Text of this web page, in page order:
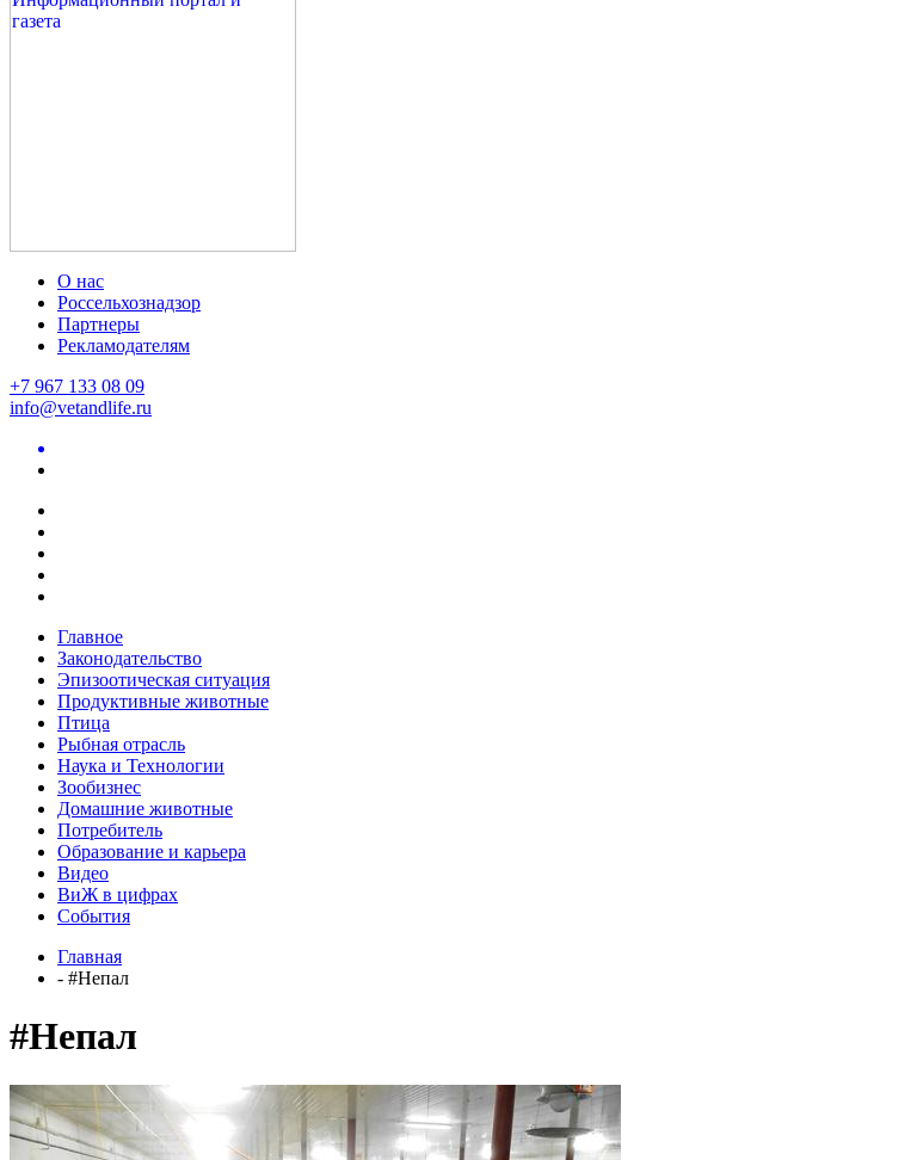
О нас
Россельхознадзор
Партнеры
Рекламодателям
+7 967 133 08 09
info@vetandlife.ru
Главное
Законодательство
Эпизоотическая ситуация
Продуктивные животные
Птица
Рыбная отрасль
Наука и Технологии
Зообизнес
Домашние животные
Потребитель
Образование и карьера
Видео
ВиЖ в цифрах
События
Главная
- #Непал
#Непал